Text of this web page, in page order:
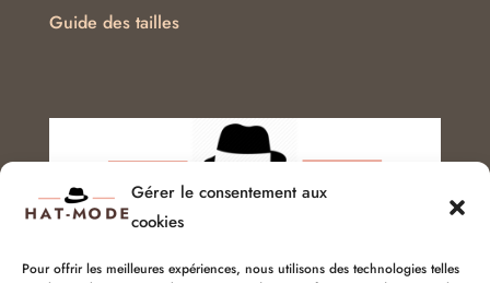
Gérer le consentement aux
cookies
Pour offrir les meilleures expériences, nous utilisons des technologies telles
Guide des tailles